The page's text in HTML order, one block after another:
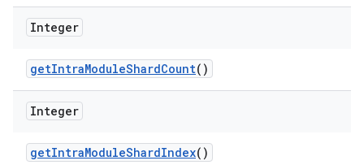
Integer
getIntraModuleShardCount()
Integer
getIntraModuleShardIndex()